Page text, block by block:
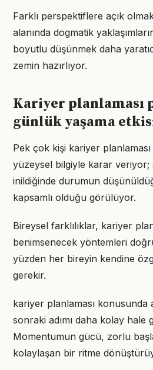
Farklı perspektiflere açık
alanında dogmatik
boyutlu düşünmek daha
zemin hazırlıyor.
Kariyer
günlük yaşama
Pek çok kişi kariyer
yüzeysel bilgiyle karar veriyor;
inildiğinde durumun
kapsamlı olduğu görülüyor.
Bireysel farklılıklar, kariyer
benimsenecek yöntemleri
yüzden her bireyin kendine
gerekir.
kariyer planlaması konusunda
sonraki adımı daha kolay hale
Momentumun gücü, zorlu
kolaylaşan bir ritme